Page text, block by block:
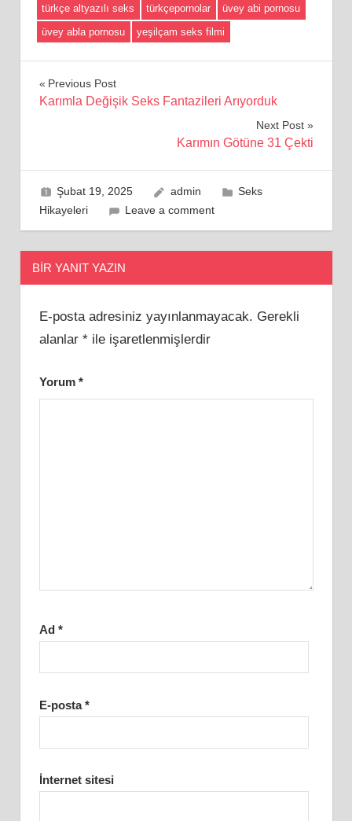
türkçe altyazılı seks türkçepornolar
üvey abi pornosu
üvey abla pornosu
yeşilçam seks filmi
Yazı
Previous Post
Karımla Değişik Seks Fantazileri Arıyorduk
Next Post
Karımın Götüne 31 Çekti
Şubat 19, 2025 admin
Seks
Hikayeleri
Leave a comment
BIR YANIT YAZIN
E-posta adresiniz yayınlanmayacak. Gerekli
alanlar *ile işaretlenmişlerdir
Yorum *
Ad *
E-posta*
İnternet sitesi